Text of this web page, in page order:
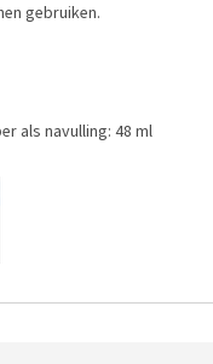
gebruiken.
als navulling: 48 ml